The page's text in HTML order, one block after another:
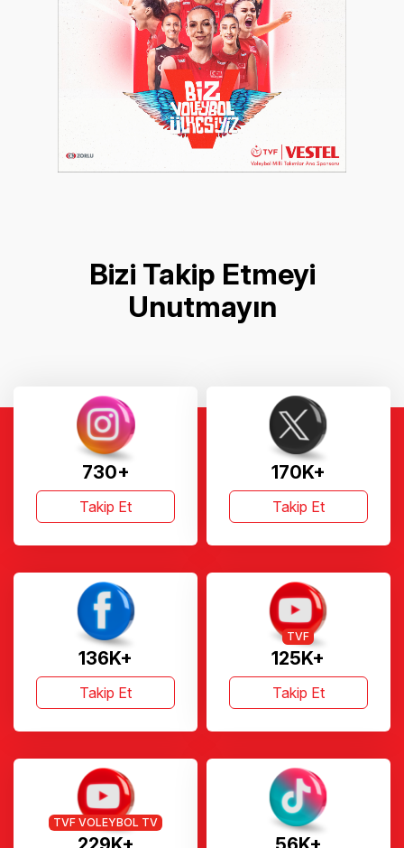
Unutmayın
730+
Takip Et
170K+
Takip Et
136K+
Takip Et
125K+
TVF
Takip Et
229K+
TVF VOLEYBOL TV
Takip Et
56K+
Takip Et